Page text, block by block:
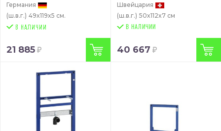
Германия
(ш.в.г.) 49x119x5 см.
21 885
Швейцария
(ш.в.г.) 50x112x7 см
В НАЛИЧИИ
40 667